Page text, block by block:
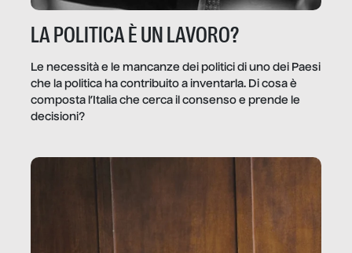
LA POLITICA È UN LAVORO?
Le necessità e le mancanze dei politici di uno dei Paesi
che la politica ha contribuito a inventarla. Di cosa è
composta l’Italia che cerca il consenso e prende le
decisioni?